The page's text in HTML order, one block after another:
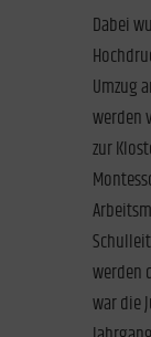
Dabei
Umzug
werden
zur
werden
war die